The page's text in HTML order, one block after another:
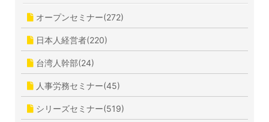
オープンセミナー(272)
日本人経営者(220)
台湾人幹部(24)
人事労務セミナー(45)
シリーズセミナー(519)